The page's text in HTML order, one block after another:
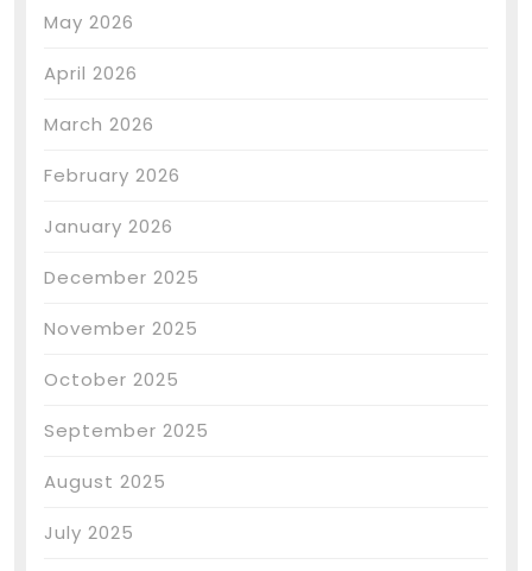
May 2026
April 2026
March 2026
February 2026
January 2026
December 2025
November 2025
October 2025
September 2025
August 2025
July 2025